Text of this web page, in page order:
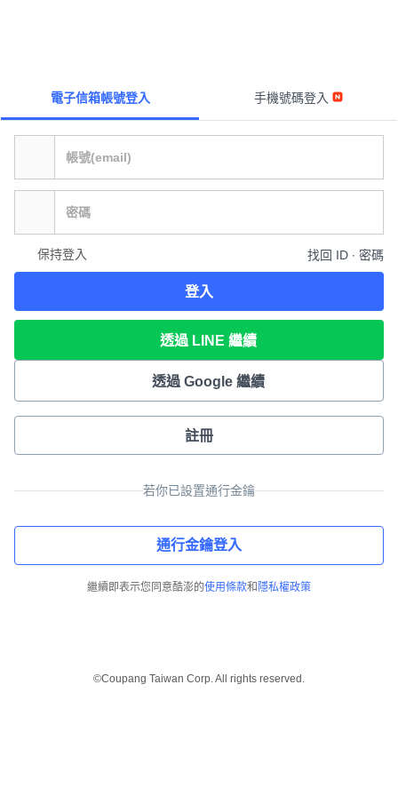
電子信箱帳號登入 手機號碼登入
保持登入 找回 ID ∙ 密碼
登入
透過 LINE 繼續
透過 Google 繼續
註冊
若你已設置通行金鑰
通行金鑰登入
繼續即表示您同意酷澎的使用條款和 隱私權政策
©Coupang Taiwan Corp. All rights reserved.